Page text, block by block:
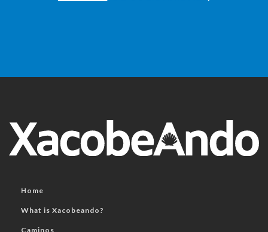
Home
What is Xacobeando?
Caminos